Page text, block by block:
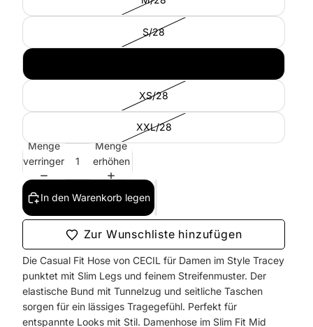
S/28
XS/28
XXL/28
Menge
verringern
Menge
erhöhen
In den Warenkorb legen
Zur Wunschliste hinzufügen
Die Casual Fit Hose von CECIL für Damen im Style Tracey
punktet mit Slim Legs und feinem Streifenmuster. Der
elastische Bund mit Tunnelzug und seitliche Taschen
sorgen für ein lässiges Tragegefühl. Perfekt für
entspannte Looks mit Stil. Damenhose im Slim Fit Mid